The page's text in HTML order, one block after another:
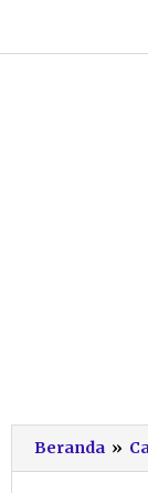
konten
Beranda »